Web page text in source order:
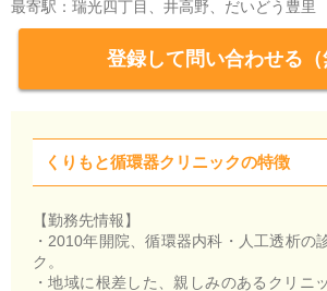
最寄駅：瑞光四丁目、井高野、だいどう豊里
登録して問い合わせる（
くりもと循環器クリニックの特徴
【勤務先情報】
・2010年開院、循環器内科・人工透析の
ク。
・地域に根差した、親しみのあるクリニ